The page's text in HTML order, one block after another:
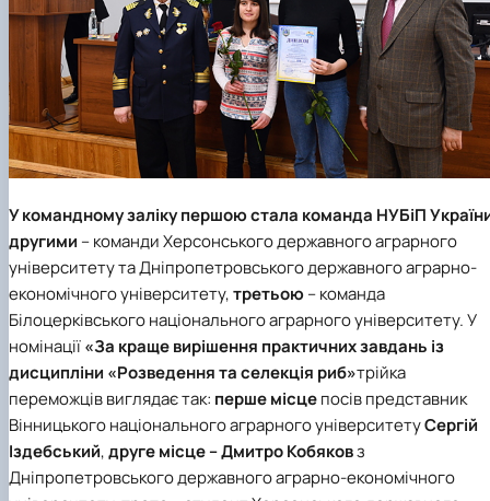
У командному залікупершоюстала команда НУБіП Украї
другими – командиХерсонського державного аграрного
університетутаДніпропетровського державного аграрно-
економічного університету,третьою– команда
Білоцерківського національного аграрного університету. У
номінації«За краще вирішення практичних завдань із
дисципліни «Розведення та селекція риб»трійка
переможців виглядає так: перше місцепосів представник
Вінницького національного аграрного університетуСергій
Іздебський,друге місце– Дмитро Кобяковз
Дніпропетровського державного аграрно-економічного